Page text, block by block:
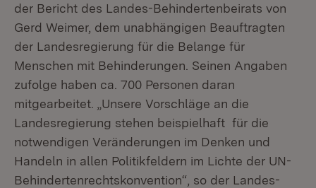
der Bericht des Landes-Behindertenbeirats von
Gerd Weimer, dem unabhängigen Beauftragten
der Landesregierung für die Belange für
Menschen mit Behinderungen. Seinen Angaben
zufolge haben ca. 700 Personen daran
mitgearbeitet. „Unsere Vorschläge an die
Landesregierung stehen beispielhaft für die
notwendigen Veränderungen im Denken und
Handeln in allen Politikfeldern im Lichte der UN-
Behindertenrechtskonvention“, so der Landes-